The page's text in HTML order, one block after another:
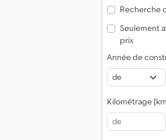
Recherche
Seulement
prix
Année de
Kilométrage